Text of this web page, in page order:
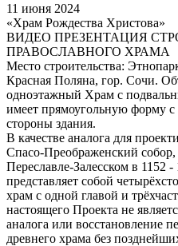
11 июня 2024
«Храм Рождества Христова»
ВИДЕО ПРЕЗЕНТАЦИЯ
ПРАВОСЛАВНОГО ХРАМА
Место строительства:
Красная Поляна, гор. Сочи.
одноэтажный Храм с
имеет прямоугольную форму с
стороны здания.
В качестве аналога для
Спасо-Преображенский
Переславле-Залесском в 1152
представляет собой
храм с одной главой и
настоящего Проекта не
аналога или восстановление
древнего храма без